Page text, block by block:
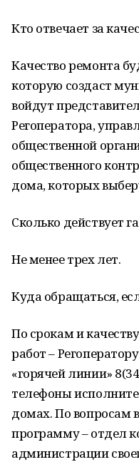
Кто отвечает за
Качество ремонта
которую создаст
войдут
Регоператора,
общественной
общественного
дома, которых
Сколько действует
Не менее трех лет.
Куда обращаться,
По срокам и
работ –
«горячей линии»
телефоны
домах. По вопросам
программу – отдел
администрации